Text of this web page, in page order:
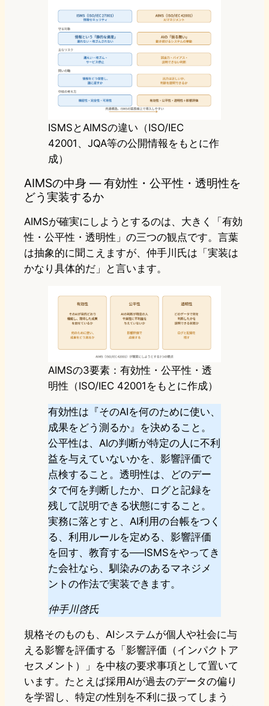
ISMSとAIMSの違い（ISO/IEC
42001、JQA等の公開情報をもとに作
成）
AIMSの中身 ― 有効性・公平性・透明性を
どう実装するか
AIMSが確実にしようとするのは、大きく「有効
性・公平性・透明性」の三つの観点です。言葉
は抽象的に聞こえますが、仲手川氏は「実装は
かなり具体的だ」と言います。
AIMSの3要素：有効性・公平性・透
明性（ISO/IEC 42001をもとに作成）
有効性は『そのAIを何のために使い、
成果をどう測るか』を決めること。
公平性は、AIの判断が特定の人に不利
益を与えていないかを、影響評価で
点検すること。透明性は、どのデー
タで何を判断したか、ログと記録を
残して説明できる状態にすること。
実務に落とすと、AI利用の台帳をつく
る、利用ルールを定める、影響評価
を回す、教育する──ISMSをやってき
た会社なら、馴染みのあるマネジメ
ントの作法で実装できます。
仲手川啓氏
規格そのものも、AIシステムが個人や社会に与
える影響を評価する「影響評価（インパクトア
セスメント）」を中核の要求事項として置いて
います。たとえば採用AIが過去のデータの偏り
を学習し、特定の性別を不利に扱ってしまう